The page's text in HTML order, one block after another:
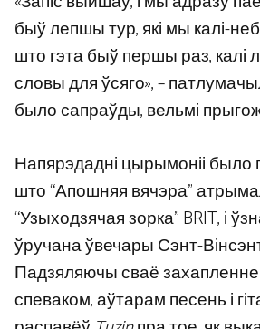
быў лепшы тур, які мы калі-
што гэта быў першы раз, калі
словы для ўсяго», –
было сапраўды, вельмі
Напярэдадні цырымоніі
што “Апошняя вячэра”
“Узыходзячая зорка” BRIT, і
ўручана ўвечары Сэнт-
Падзяляючы сваё
спеваком, аўтарам песень і